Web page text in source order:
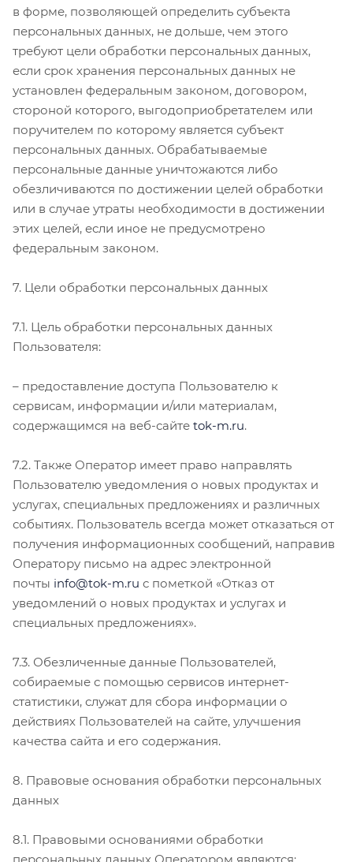
в форме, позволяющей определить субъекта
персональных данных, не дольше, чем этого
требуют цели обработки персональных данных,
если срок хранения персональных данных не
установлен федеральным законом, договором,
стороной которого, выгодоприобретателем или
поручителем по которому является субъект
персональных данных. Обрабатываемые
персональные данные уничтожаются либо
обезличиваются по достижении целей обработки
или в случае утраты необходимости в достижении
этих целей, если иное не предусмотрено
федеральным законом.
7. Цели обработки персональных данных
7.1. Цель обработки персональных данных
Пользователя:
– предоставление доступа Пользователю к
сервисам, информации и/или материалам,
содержащимся на веб-сайте tok-m.ru.
7.2. Также Оператор имеет право направлять
Пользователю уведомления о новых продуктах и
услугах, специальных предложениях и различных
событиях. Пользователь всегда может отказаться от
получения информационных сообщений, направив
Оператору письмо на адрес электронной
почты info@tok-m.ru с пометкой «Отказ от
уведомлений о новых продуктах и услугах и
специальных предложениях».
7.3. Обезличенные данные Пользователей,
собираемые с помощью сервисов интернет-
статистики, служат для сбора информации о
действиях Пользователей на сайте, улучшения
качества сайта и его содержания.
8. Правовые основания обработки персональных
данных
8.1. Правовыми основаниями обработки